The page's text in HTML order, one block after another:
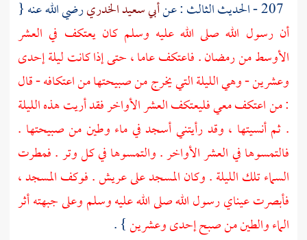
أبي سعيد الخدريرضي الله عنه {
أن رسول الله صلى الله عليه وسلم كان يعتكف في العشر
الأوسط من رمضان . فاعتكف عاما ، حتى إذا كانت ليلة إحدى
وعشرين - وهي الليلة التي يخرج من صبيحتها من اعتكافه - قال
: من اعتكف معي فليعتكف العشر الأواخر فقد أريت هذه الليلة
. ثم أنسيتها ، وقد رأيتني أسجد في ماء وطين من صبيحتها .
فالتمسوها في العشر الأواخر . والتمسوها في كل وتر . فمطرت
السماء تلك الليلة . وكان المسجد على عريش . فوكف المسجد ،
فأبصرت عيناي رسول الله صلى الله عليه وسلم وعلى جبهته أثر
الماء والطين من صبح إحدى وعشرين} .